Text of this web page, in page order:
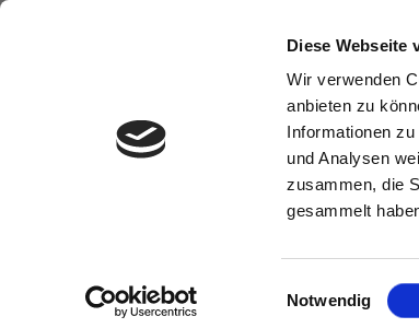
Diese Webseite
Wir verwenden
anbieten zu
Informationen
und Analysen
zusammen, die
gesammelt
Notwendig
Wenn Sie konkrete